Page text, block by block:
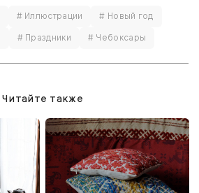
# Иллюстрации
# Новый год
# Праздники # Чебоксары
Читайте также